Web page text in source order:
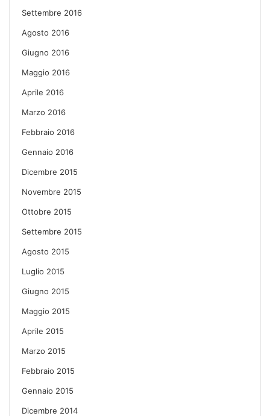
Settembre 2016
Agosto 2016
Giugno 2016
Maggio 2016
Aprile 2016
Marzo 2016
Febbraio 2016
Gennaio 2016
Dicembre 2015
Novembre 2015
Ottobre 2015
Settembre 2015
Agosto 2015
Luglio 2015
Giugno 2015
Maggio 2015
Aprile 2015
Marzo 2015
Febbraio 2015
Gennaio 2015
Dicembre 2014